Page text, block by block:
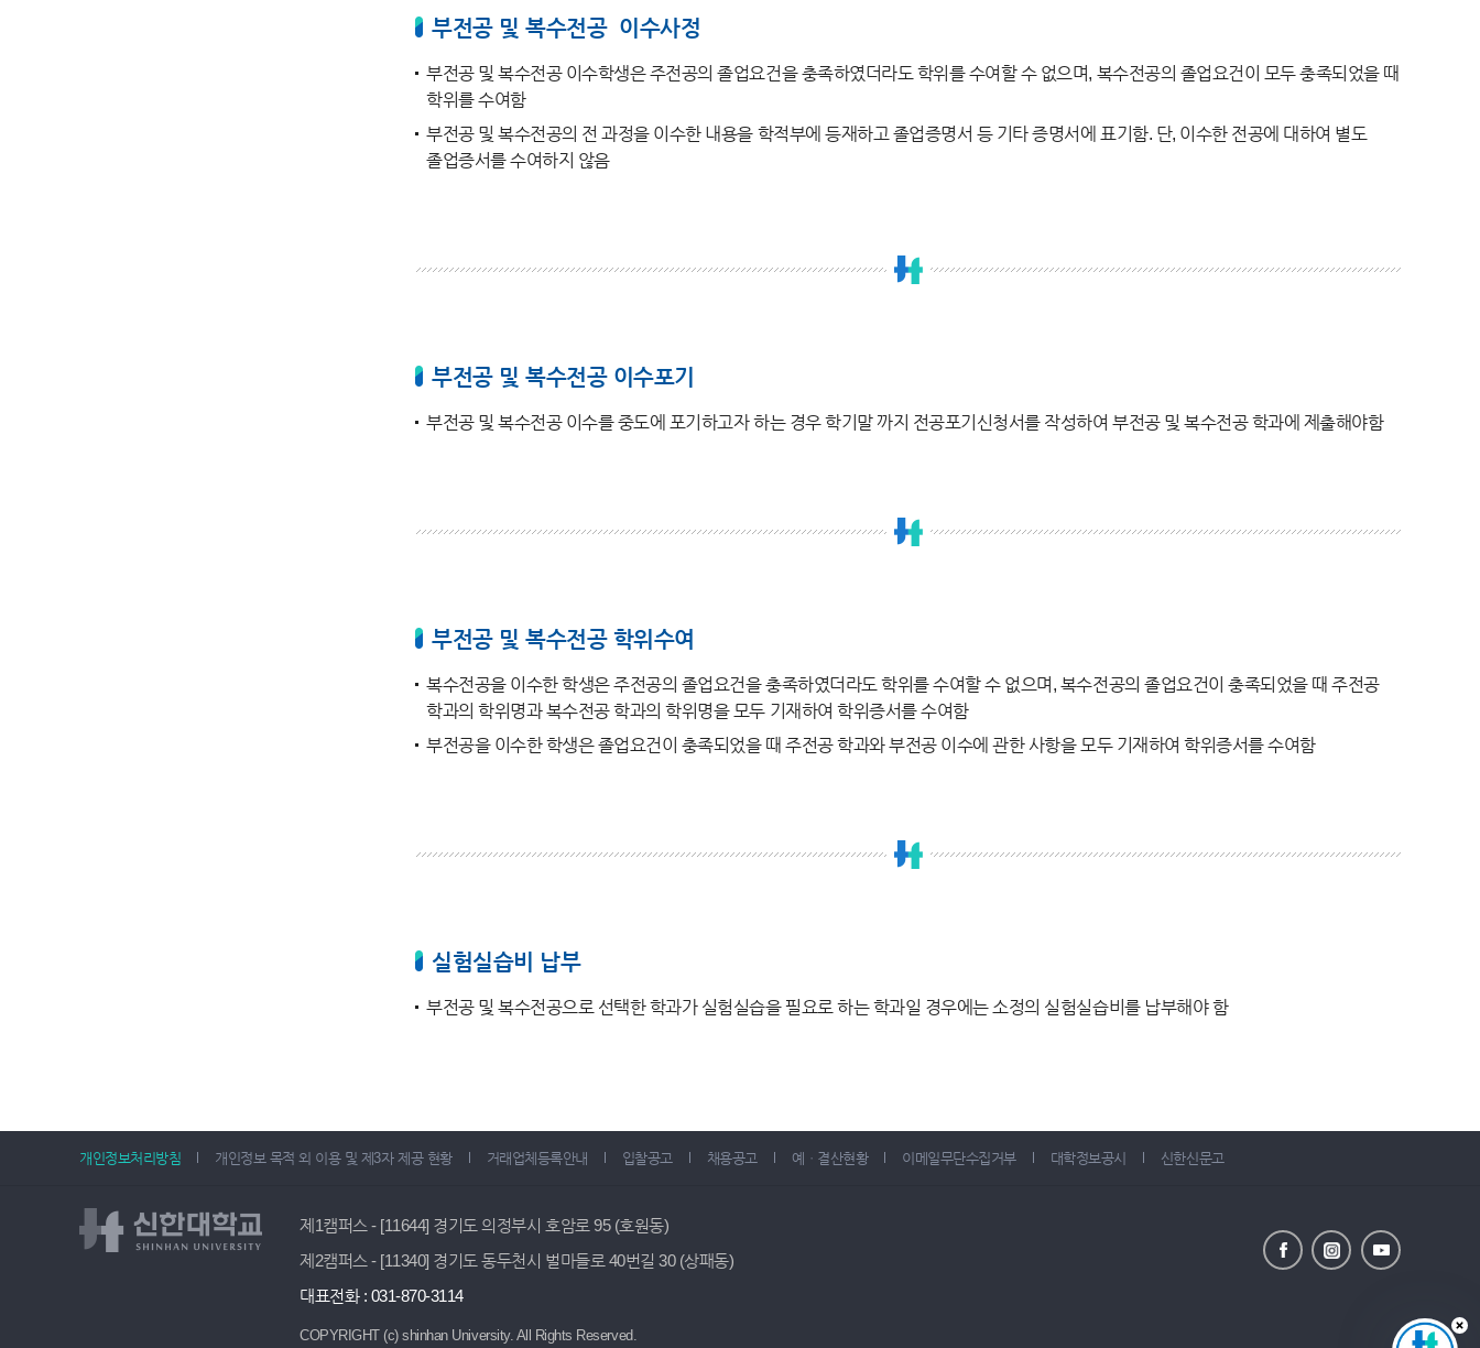
부전공 및 복수전공 이수사정
부전공 및 복수전공 이수학생은 주전공의 졸업요건을 충족하였더라도 학위를 수여할 수 없으며, 복수전공의 졸업요건이 모두 충족되었을 때
학위를 수여함
부전공 및 복수전공의 전 과정을 이수한 내용을 학적부에 등재하고 졸업증명서 등 기타 증명서에 표기함. 단, 이수한 전공에 대하여 별도
졸업증서를 수여하지 않음
부전공 및 복수전공 이수포기
부전공 및 복수전공 이수를 중도에 포기하고자 하는 경우 학기말 까지 전공포기신청서를 작성하여 부전공 및 복수전공 학과에 제출해야함
부전공 및 복수전공 학위수여
복수전공을 이수한 학생은 주전공의 졸업요건을 충족하였더라도 학위를 수여할 수 없으며, 복수전공의 졸업요건이 충족되었을 때 주전공
학과의 학위명과 복수전공 학과의 학위명을 모두 기재하여 학위증서를 수여함
부전공을 이수한 학생은 졸업요건이 충족되었을 때 주전공 학과와 부전공 이수에 관한 사항을 모두 기재하여 학위증서를 수여함
실험실습비 납부
부전공 및 복수전공으로 선택한 학과가 실험실습을 필요로 하는 학과일 경우에는 소정의 실험실습비를 납부해야 함
개인정보처리방침 개인정보 목적 외 이용 및 제3자 제공 현황 거래업체등록안내 입찰공고 채용공고 예ㆍ결산현황 이메일무단수집거부 대학정보공시 신한신문고
제1캠퍼스 - [11644] 경기도 의정부시 호암로 95 (호원동)
제2캠퍼스 - [11340] 경기도 동두천시 벌마들로 40번길 30 (상패동)
대표전화 : 031-870-3114
COPYRIGHT (c) shinhan University. All Rights Reserved.